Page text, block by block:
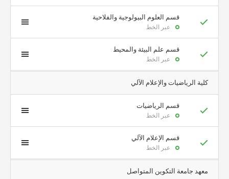
قسم العلوم البيولوجية والفلاحية
عبر الخط
قسم علم البيئة والمحيط
عبر الخط
كلية الرياضيات والإعلام الآلي
قسم الرياضيات
عبر الخط
قسم الإعلام الآلي
عبر الخط
معهد جامعة التكوين المتواصل